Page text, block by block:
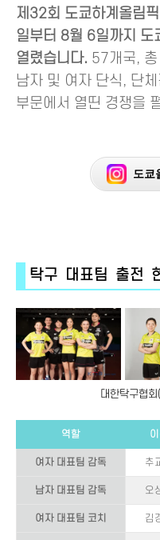
제32회 도쿄하계올림
일부터 8월 6일까지 도
열렸습니다. 57개국,
남자 및 여자 단식, 단
부문에서 열띤 경쟁을
도쿄
탁구 대표팀 출전
대한탁구협
역할
여자 대표팀 감독 추
남자 대표팀 감독 오
여자 대표팀 코치 김